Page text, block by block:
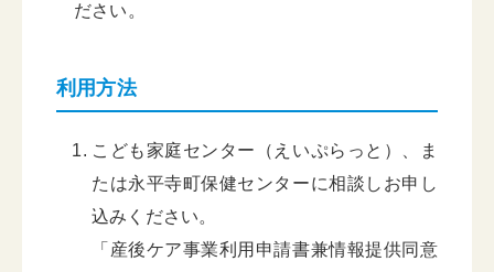
ださい。
利用方法
こども家庭センター（えいぷらっと）、ま
たは永平寺町保健センターに相談しお申し
込みください。
「産後ケア事業利用申請書兼情報提供同意